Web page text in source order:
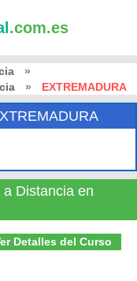
.com.es
»
» EXTREMADURA
Distancia en
Detalles del Curso